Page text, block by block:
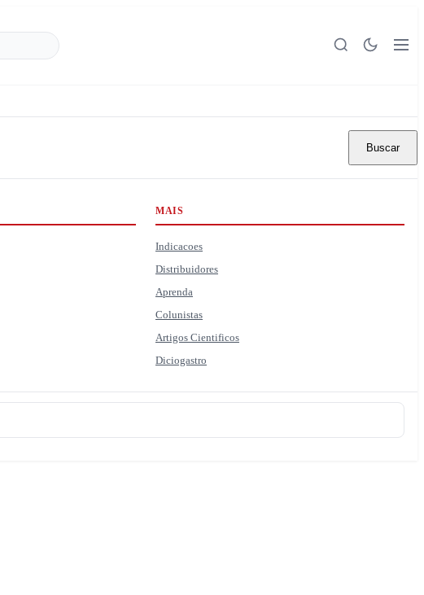
Buscar
MAIS
Indicacoes
Distribuidores
Aprenda
Colunistas
Artigos Cientificos
Diciogastro